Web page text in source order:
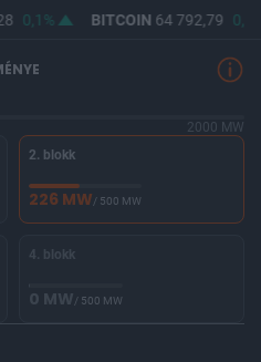
0,1% BITCOIN 64 792,79
2000 MW
2. blokk
226 MW/ 500 MW
4. blokk
0 MW/ 500 MW